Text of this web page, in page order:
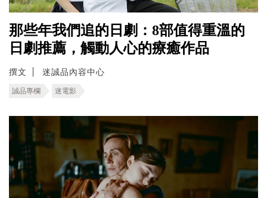
那些年我們追的日劇：8部值得重溫的
日劇推薦，觸動人心的療癒作品
撰文 迷誠品內容中心
誠品專欄 迷電影